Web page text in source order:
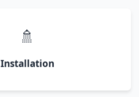
🚿
Installation